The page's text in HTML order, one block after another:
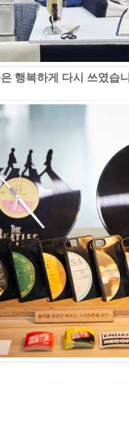
행복하게 다시 쓰였습